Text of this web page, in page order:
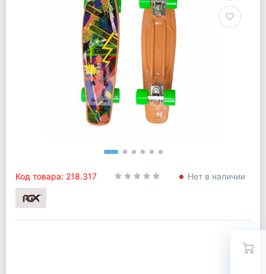
Код товара: 218.317 Нет в наличии